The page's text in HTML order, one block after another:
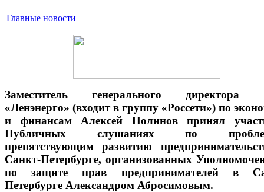
Главные новости
Заместитель генерального
«Ленэнерго» (входит в группу «Россети») по
и финансам Алексей Полинов принял
Публичных слушаниях по
препятствующим развитию
Санкт-Петербурге, организованных
по защите прав предпринимателей в
Петербурге Александром Абросимовым.